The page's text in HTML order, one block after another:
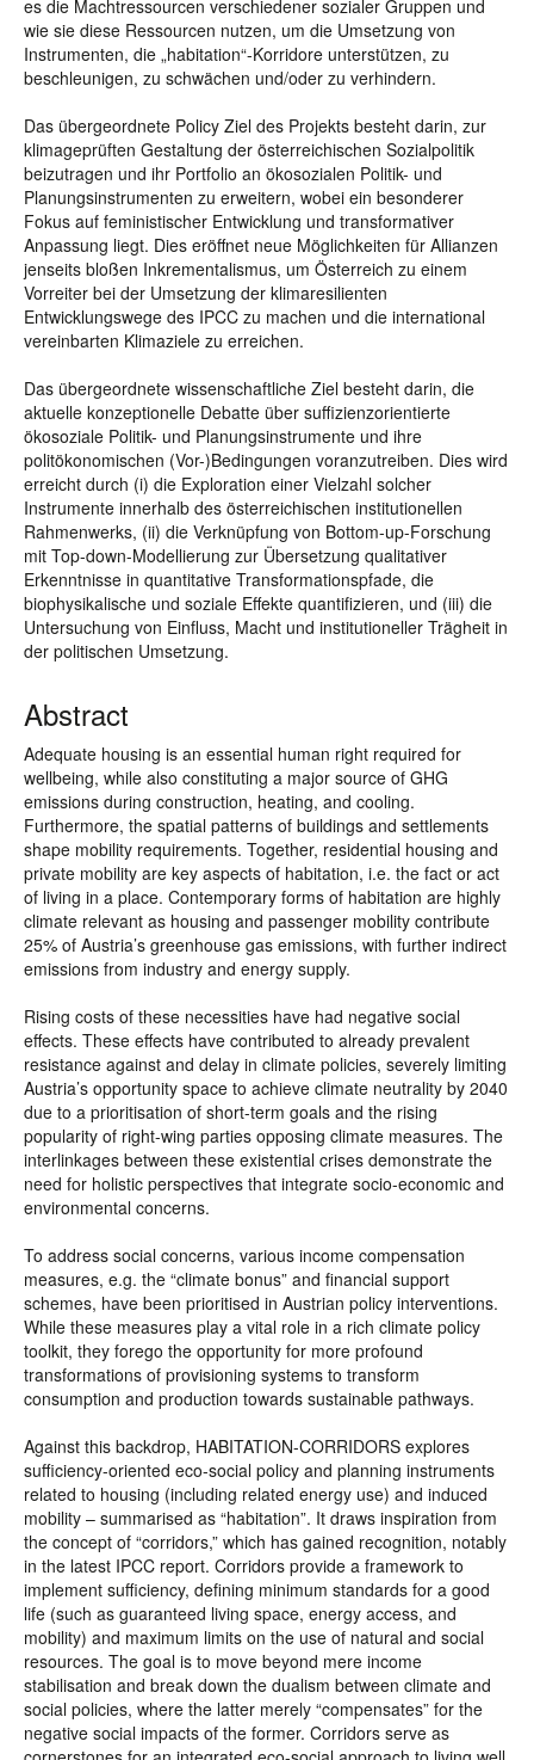
es die Machtressourcen verschiedener sozialer Gruppen und
wie sie diese Ressourcen nutzen, um die Umsetzung von
Instrumenten, die „habitation“-Korridore unterstützen, zu
beschleunigen, zu schwächen und/oder zu verhindern.
Das übergeordnete Policy Ziel des Projekts besteht darin, zur
klimageprüften Gestaltung der österreichischen Sozialpolitik
beizutragen und ihr Portfolio an ökosozialen Politik- und
Planungsinstrumenten zu erweitern, wobei ein besonderer
Fokus auf feministischer Entwicklung und transformativer
Anpassung liegt. Dies eröffnet neue Möglichkeiten für Allianzen
jenseits bloßen Inkrementalismus, um Österreich zu einem
Vorreiter bei der Umsetzung der klimaresilienten
Entwicklungswege des IPCC zu machen und die international
vereinbarten Klimaziele zu erreichen.
Das übergeordnete wissenschaftliche Ziel besteht darin, die
aktuelle konzeptionelle Debatte über suffizienzorientierte
ökosoziale Politik- und Planungsinstrumente und ihre
politökonomischen (Vor-)Bedingungen voranzutreiben. Dies wird
erreicht durch (i) die Exploration einer Vielzahl solcher
Instrumente innerhalb des österreichischen institutionellen
Rahmenwerks, (ii) die Verknüpfung von Bottom-up-Forschung
mit Top-down-Modellierung zur Übersetzung qualitativer
Erkenntnisse in quantitative Transformationspfade, die
biophysikalische und soziale Effekte quantifizieren, und (iii) die
Untersuchung von Einfluss, Macht und institutioneller Trägheit in
der politischen Umsetzung.
Abstract
Adequate housing is an essential human right required for
wellbeing, while also constituting a major source of GHG
emissions during construction, heating, and cooling.
Furthermore, the spatial patterns of buildings and settlements
shape mobility requirements. Together, residential housing and
private mobility are key aspects of habitation, i.e. the fact or act
of living in a place. Contemporary forms of habitation are highly
climate relevant as housing and passenger mobility contribute
25% of Austria’s greenhouse gas emissions, with further indirect
emissions from industry and energy supply.
Rising costs of these necessities have had negative social
effects. These effects have contributed to already prevalent
resistance against and delay in climate policies, severely limiting
Austria’s opportunity space to achieve climate neutrality by 2040
due to a prioritisation of short-term goals and the rising
popularity of right-wing parties opposing climate measures. The
interlinkages between these existential crises demonstrate the
need for holistic perspectives that integrate socio-economic and
environmental concerns.
To address social concerns, various income compensation
measures, e.g. the “climate bonus” and financial support
schemes, have been prioritised in Austrian policy interventions.
While these measures play a vital role in a rich climate policy
toolkit, they forego the opportunity for more profound
transformations of provisioning systems to transform
consumption and production towards sustainable pathways.
Against this backdrop, HABITATION-CORRIDORS explores
sufficiency-oriented eco-social policy and planning instruments
related to housing (including related energy use) and induced
mobility – summarised as “habitation”. It draws inspiration from
the concept of “corridors,” which has gained recognition, notably
in the latest IPCC report. Corridors provide a framework to
implement sufficiency, defining minimum standards for a good
life (such as guaranteed living space, energy access, and
mobility) and maximum limits on the use of natural and social
resources. The goal is to move beyond mere income
stabilisation and break down the dualism between climate and
social policies, where the latter merely “compensates” for the
negative social impacts of the former. Corridors serve as